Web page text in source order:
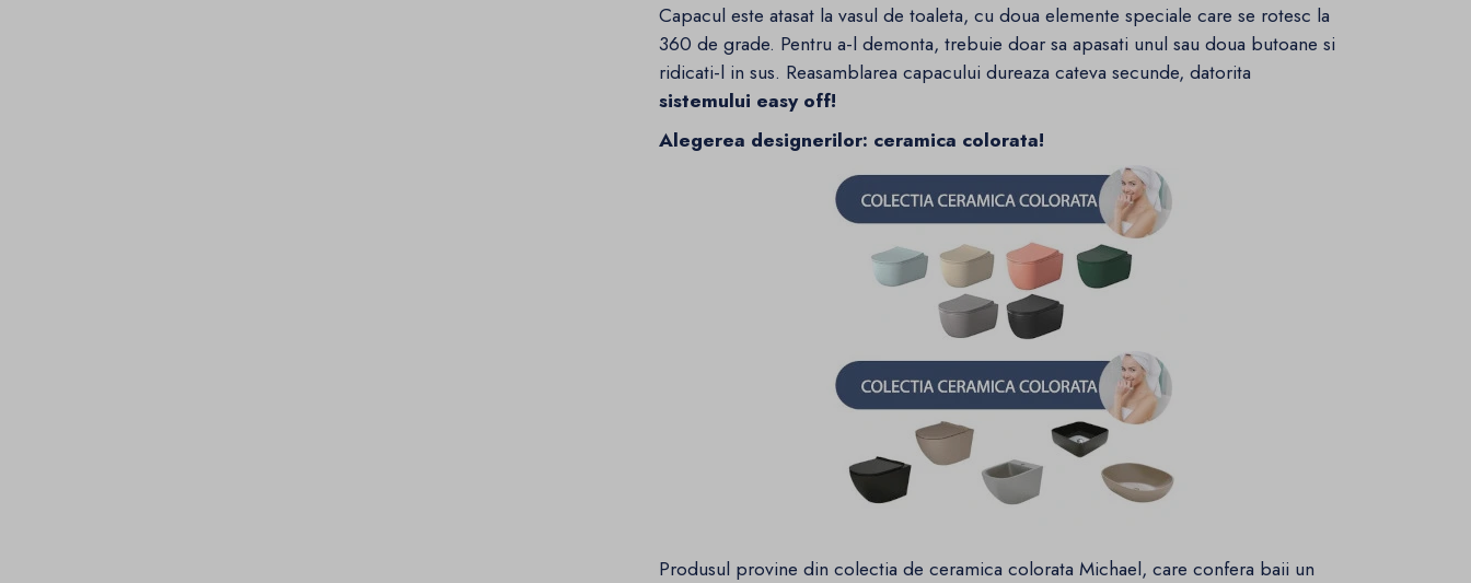
Capacul este atasat la vasul de toaleta, cu doua elemente speciale care se rotesc la
360 de grade. Pentru a-l demonta, trebuie doar sa apasati unul sau doua butoane si
ridicati-l in sus. Reasamblarea capacului dureaza cateva secunde, datorita
sistemului easy off!
Alegerea designerilor: ceramica colorata!
Produsul provine din colectia de ceramica colorata Michael, care confera baii un